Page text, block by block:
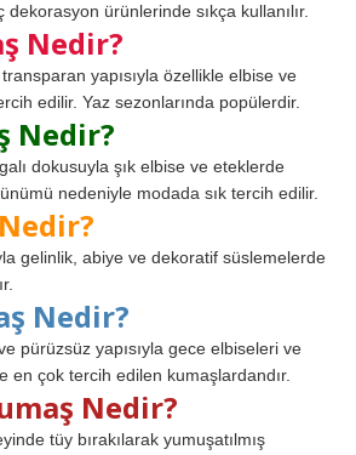
ürünlerinde sıkça kullanılır.
Nedir?
yapısıyla özellikle elbise ve
edilir. Yaz sezonlarında popülerdir.
Nedir?
dokusuyla şık elbise ve eteklerde
nedeniyle modada sık tercih edilir.
gelinlik, abiye ve dekoratif süslemelerde
Nedir?
pürüzsüz yapısıyla gece elbiseleri ve
en çok tercih edilen kumaşlardandır.
Nedir?
tüy bırakılarak yumuşatılmış